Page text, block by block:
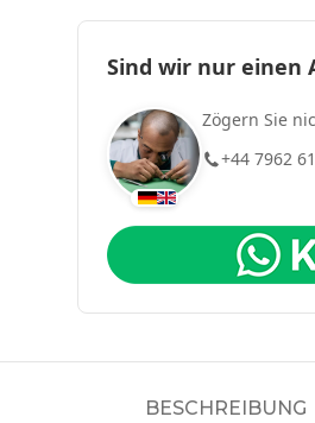
Sind wir nur einen
Zögern Sie
+44 7962
BESCHREIBUNG